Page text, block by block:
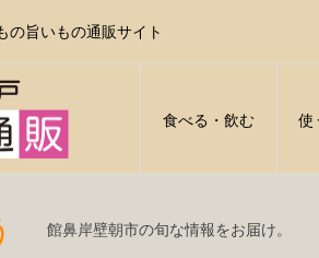
の旨いもの通販サイト
食べる・飲む 使
館鼻岸壁朝市の旬な情報をお届け。